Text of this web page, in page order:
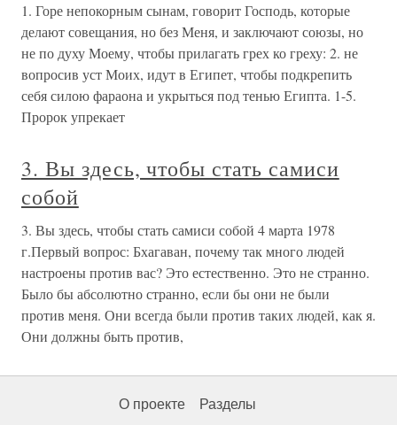
1. Горе непокорным сынам, говорит Господь, которые
делают совещания, но без Меня, и заключают союзы, но
не по духу Моему, чтобы прилагать грех ко греху: 2. не
вопросив уст Моих, идут в Египет, чтобы подкрепить
себя силою фараона и укрыться под тенью Египта. 1-5.
Пророк упрекает
3. Вы здесь, чтобы стать самиси
собой
3. Вы здесь, чтобы стать самиси собой 4 марта 1978
г.Первый вопрос: Бхагаван, почему так много людей
настроены против вас? Это естественно. Это не странно.
Было бы абсолютно странно, если бы они не были
против меня. Они всегда были против таких людей, как я.
Они должны быть против,
О проекте Разделы